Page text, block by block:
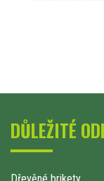
DŮLEŽITÉ